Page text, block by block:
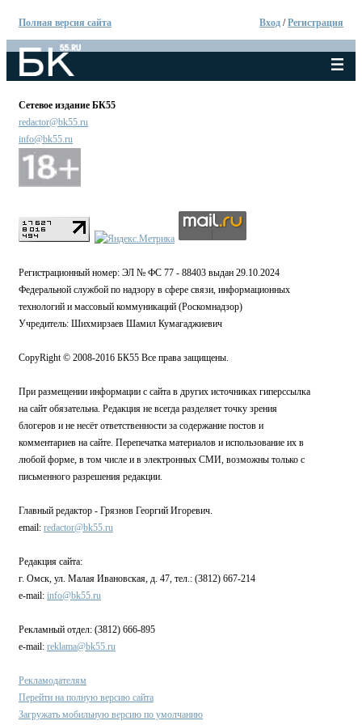
Полная версия сайта Вход /Регистрация
Сетевое издание БК55
redactor@bk55.ru
info@bk55.ru
Регистрационный номер: ЭЛ № ФС 77 - 88403 выдан 29.10.2024
Федеральной службой по надзору в сфере связи, информационных
технологий и массовый коммуникаций (Роскомнадзор)
Учредитель: Шихмирзаев Шамил Кумагаджиевич
CopyRight © 2008-2016 БК55 Все права защищены.
При размещении информации с сайта в других источниках гиперссылка
на сайт обязательна. Редакция не всегда разделяет точку зрения
блогеров и не несёт ответственности за содержание постов и
комментариев на сайте. Перепечатка материалов и использование их в
любой форме, в том числе и в электронных СМИ, возможны только с
письменного разрешения редакции.
Главный редактор - Грязнов Георгий Игоревич.
email: redactor@bk55.ru
Редакция сайта:
г. Омск, ул. Малая Ивановская, д. 47, тел.: (3812) 667-214
e-mail: info@bk55.ru
Рекламный отдел: (3812) 666-895
e-mail: reklama@bk55.ru
Рекламодателям
Перейти на полную версию сайта
Загружать мобильную версию по умолчанию